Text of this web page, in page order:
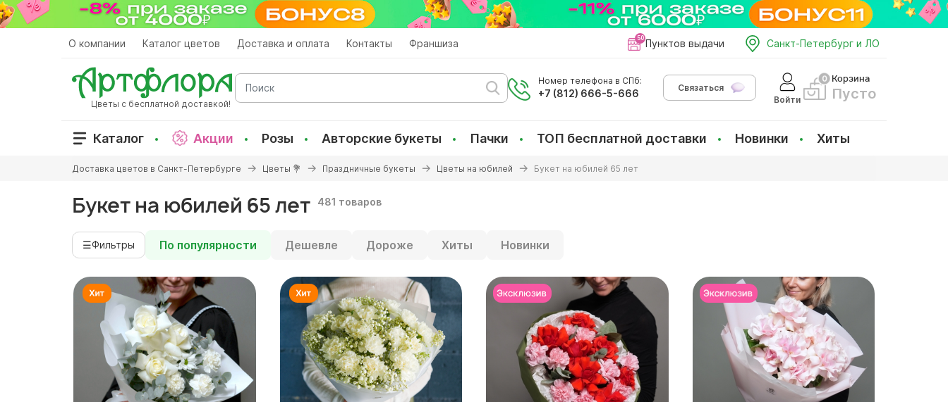
Перейти
к
О компании Каталог цветов Доставка и оплата Контакты Франшиза Пунктов выдачи Санкт-Петербург и ЛО
Цветы с бесплатной доставкой!
Поиск
Номер телефона в СПб:
+7 (812) 666-5-666
Связаться
Войти
Корзина
Пусто
Каталог Акции Розы Авторские букеты Пачки ТОП бесплатной доставки Новинки Хиты
здесь
Доставка цветов в Санкт-Петербурге Цветы 💐 Праздничные букеты Цветы на юбилей Букет на юбилей 65 лет
Букет на юбилей 65 лет 481 товаров
☰Фильтры По популярности Дешевле Дороже Хиты Новинки